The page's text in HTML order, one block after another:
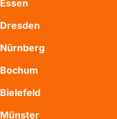
Essen
Dresden
Nürnberg
Bochum
Bielefeld
Münster